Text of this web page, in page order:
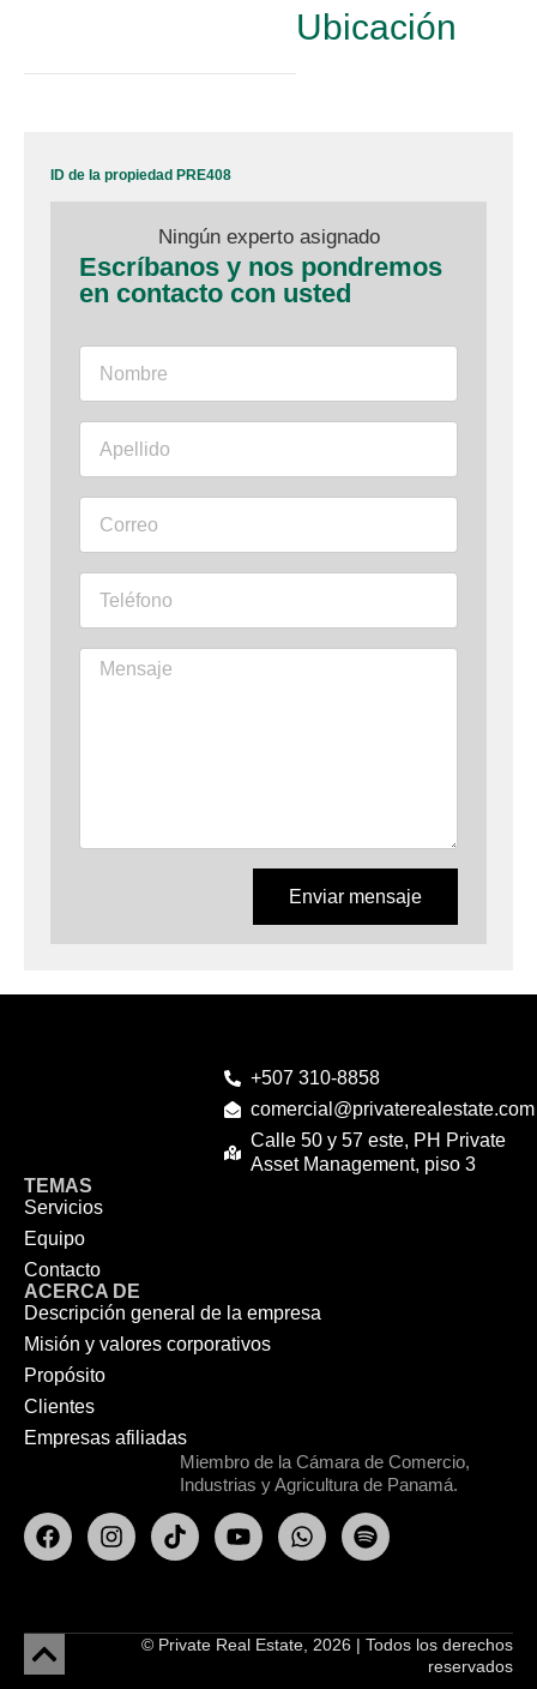
Ubicación
ID de la propiedad PRE408
Ningún experto asignado
Escríbanos y nos pondremos
en contacto con usted
Enviar mensaje
+507 310-8858
comercial@privaterealestate.com
Calle 50 y 57 este, PH Private
Asset Management, piso 3
TEMAS
Servicios
Equipo
Contacto
ACERCA DE
Descripción general de la empresa
Misión y valores corporativos
Propósito
Clientes
Empresas afiliadas
Miembro de la Cámara de Comercio,
Industrias y Agricultura de Panamá.
© Private Real Estate, 2026 | Todos los derechos
reservados